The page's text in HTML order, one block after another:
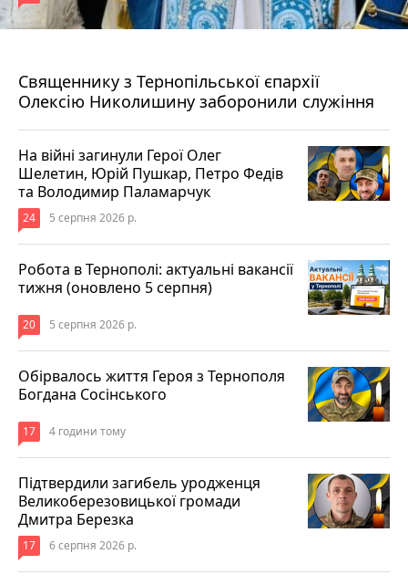
Священнику з Тернопільської єпархії
Олексію Николишину заборонили служіння
На війні загинули Герої Олег
Шелетин, Юрій Пушкар, Петро Федів
та Володимир Паламарчук
24 5 серпня 2026 р.
Робота в Тернополі: актуальні вакансії
тижня (оновлено 5 серпня)
20 5 серпня 2026 р.
Обірвалось життя Героя з Тернополя
Богдана Сосінського
17 4 години тому
Підтвердили загибель уродженця
Великоберезовицької громади
Дмитра Березка
17 6 серпня 2026 р.